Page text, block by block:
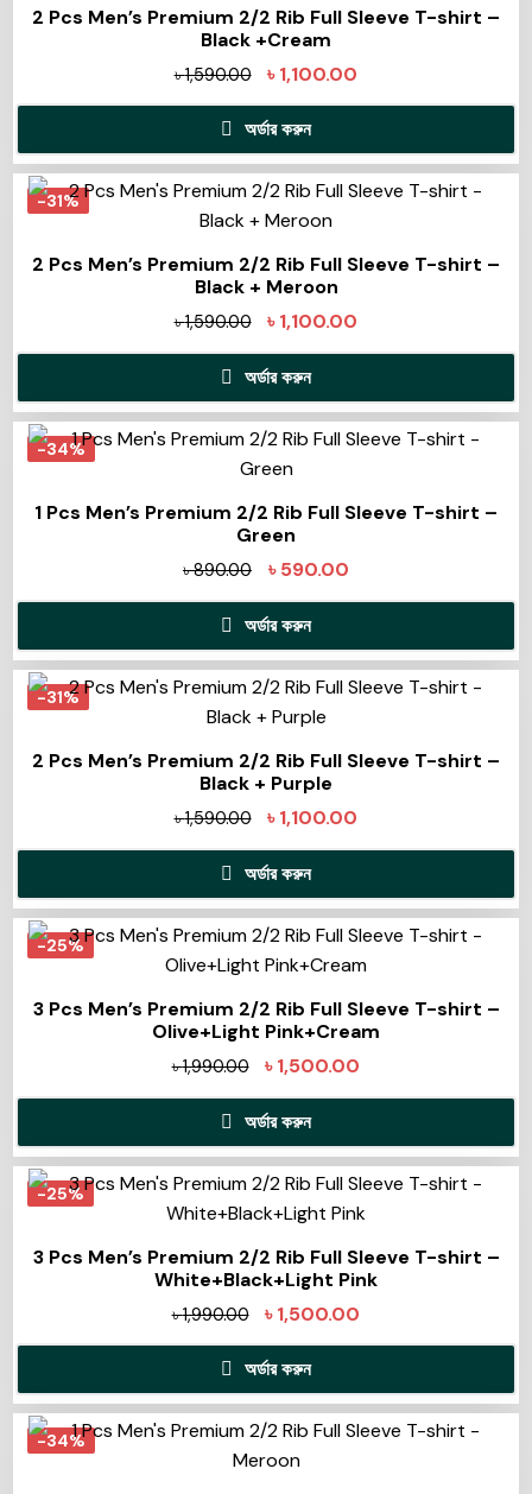
2 Pcs Men’s Premium 2/2 Rib Full Sleeve T-shirt –
Black +Cream
৳1,590.00 ৳1,100.00
অর্ডার করুন
-31%
2 Pcs Men’s Premium 2/2 Rib Full Sleeve T-shirt –
Black + Meroon
৳1,590.00 ৳1,100.00
অর্ডার করুন
-34%
1 Pcs Men’s Premium 2/2 Rib Full Sleeve T-shirt –
Green
৳890.00 ৳590.00
অর্ডার করুন
-31%
2 Pcs Men’s Premium 2/2 Rib Full Sleeve T-shirt –
Black + Purple
৳1,590.00 ৳1,100.00
অর্ডার করুন
-25%
3 Pcs Men’s Premium 2/2 Rib Full Sleeve T-shirt –
Olive+Light Pink+Cream
৳1,990.00 ৳1,500.00
অর্ডার করুন
-25%
3 Pcs Men’s Premium 2/2 Rib Full Sleeve T-shirt –
White+Black+Light Pink
৳1,990.00 ৳1,500.00
অর্ডার করুন
-34%